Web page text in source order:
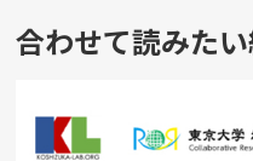
合わせて読みた